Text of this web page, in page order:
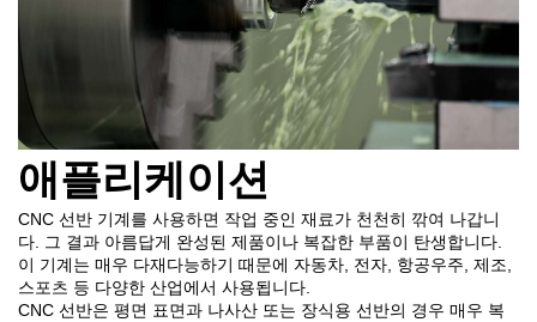
애플리케이션
CNC 선반 기계를 사용하면 작업 중인 재료가 천천히 깎여 나갑니
다. 그 결과 아름답게 완성된 제품이나 복잡한 부품이 탄생합니다.
이 기계는 매우 다재다능하기 때문에 자동차, 전자, 항공우주, 제조,
스포츠 등 다양한 산업에서 사용됩니다.
CNC 선반은 평면 표면과 나사산 또는 장식용 선반의 경우 매우 복